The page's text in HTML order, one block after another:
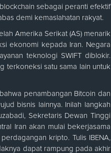
sebagai peranti efektif
demi kemaslahatan rakyat.
Amerika Serikat (AS) menarik
ekonomi kepada Iran. Negara
teknologi SWIFT diblokir.
terkoneksi satu sama lain untuk
penambangan Bitcoin dan
bisnis lainnya. Inilah langkah
Sekretaris Dewan Tinggi
Iran akan mulai bekerjasama
kripto. Tulis IBENA,
dapat rampung pada akhir